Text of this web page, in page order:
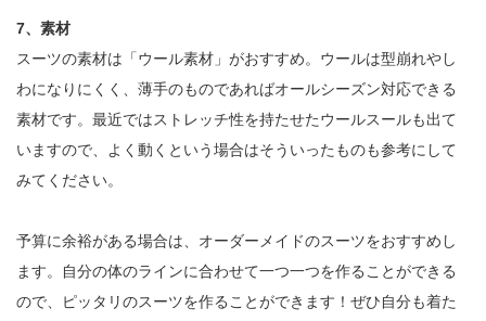
7、素材
スーツの素材は「ウール素材」がおすすめ。ウールは型崩れやし
わになりにくく、薄手のものであればオールシーズン対応できる
素材です。最近ではストレッチ性を持たせたウールスールも出て
いますので、よく動くという場合はそういったものも参考にして
みてください。
予算に余裕がある場合は、オーダーメイドのスーツをおすすめし
ます。自分の体のラインに合わせて一つ一つを作ることができる
ので、ピッタリのスーツを作ることができます！ぜひ自分も着た